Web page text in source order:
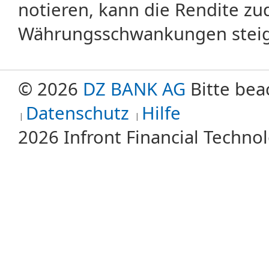
notieren, kann die Rendite
Währungsschwankungen
© 2026 DZ BANK AG Bitte
Datenschutz Hilfe
2026 Infront Financial